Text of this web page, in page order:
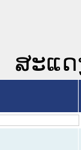
ສະແດ